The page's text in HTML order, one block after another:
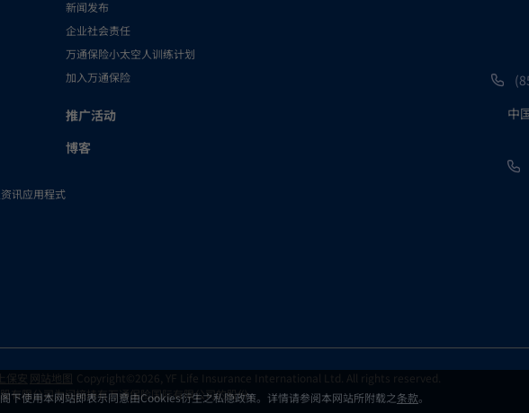
5.强积金保守基金的费用及收费可(一)透过扣除强积金保守基金及其基础投资
扣除成员帐户中的基金单位收取。本计划内的强积金保守基金采用方式(一)收
资产净值 / 基金表现已反映收费之影响。
6.您切勿仅根据本网页的资料而作出投资决定。有关详情，包括产品特点及所
积金计划说明书的相关条款，特别是第3条。
7.本强积金计划说明书第3条所载之投资风险水平，仅供参考之用并不应视为
成分基金之投资风险水平是由受托人根据相关成分基金的股票的比例厘定并会
不作出预先通知的情况下作出更改。投资风险水平并不是一种财务工具，亦不
下使用本网站即表示同意由Cookies衍生之私隐政策。详情请参阅本网站所附载之条款。
讯应用程式
新闻发布
企业社会责任
万通保险小太空人训练计划
加入万通保险
推广活动
博客
中
保安 网站地图 Copyright©2026, YF Life Insurance International Ltd. All rights reserved.
有限公司为间接持有万通保险国际有限公司的股份。